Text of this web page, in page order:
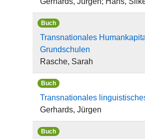
Buch
Transnationales
Grundschulen
Rasche, Sarah
Buch
Transnationales
Gerhards, Jürgen
Buch